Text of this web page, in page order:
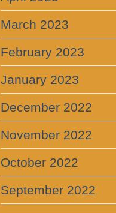
March 2023
February 2023
January 2023
December 2022
November 2022
October 2022
September 2022